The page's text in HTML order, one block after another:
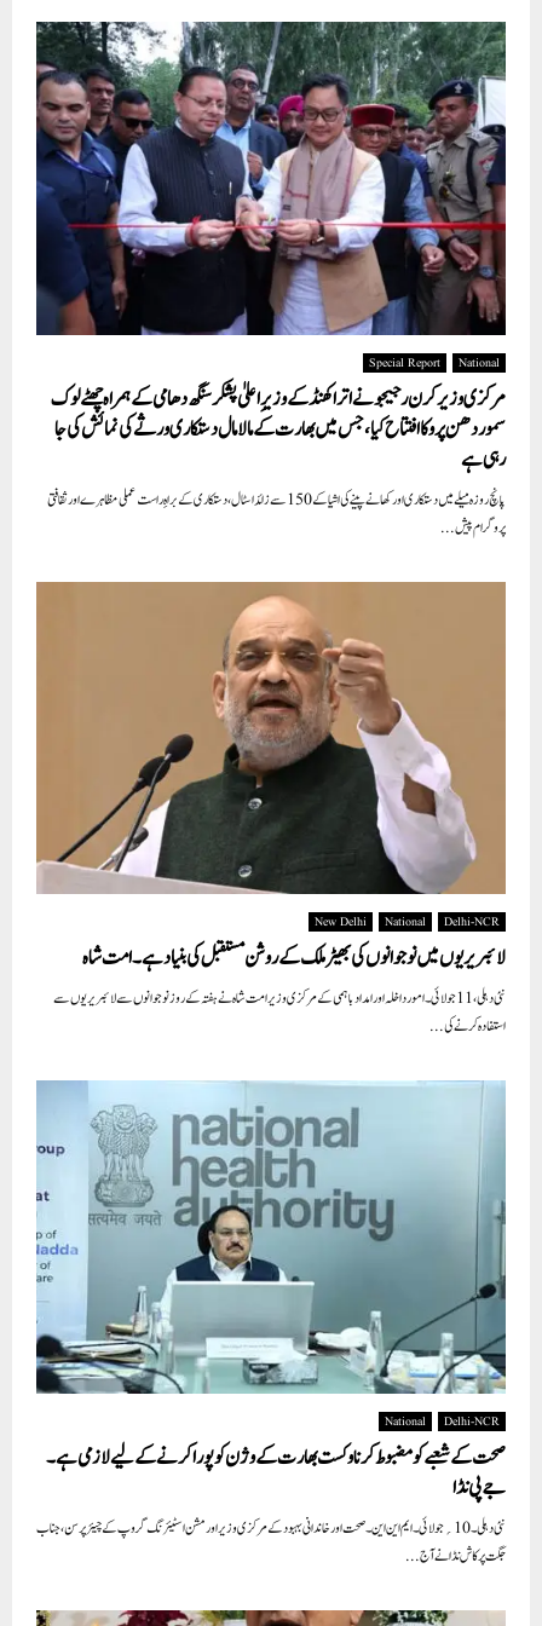
National
Special Report
مرکزی وزیر کرن رجیجو نے اتراکھنڈ کے وزیرِ اعلیٰ پشکر سنگھ دھامی کے ہمراہ چھٹے لوک
سموردھن پرو کا افتتاح کیا، جس میں بھارت کے مالامال دستکاری ورثے کی نمائش کی جا
رہی ہے
پانچ روزہ میلے میں دستکاری اور کھانے پینے کی اشیا کے 150 سے زائد اسٹال، دستکاری کے براہِ راست عملی مظاہرے اور ثقافتی
پروگرام پیش...
Delhi-NCR
National
New Delhi
لائبریریوں میں نوجوانوں کی بھیڑ ملک کے روشن مستقبل کی بنیاد ہے۔ امت شاہ
نئی دہلی، 11 جولائی ۔ امور داخلہ اورامداد باہمی کے مرکزی وزیر امت شاہ نے ہفتہ کے روز نوجوانوں سے لائبریریوں سے
استفادہ کرنے کی...
Delhi-NCR
National
صحت کے شعبے کو مضبوط کرنا وکست بھارت کے وژن کو پورا کرنے کے لیے لازمی ہے۔
جے پی نڈا
نئی دہلی۔ 10؍ جولائی۔ ایم این این۔صحت اور خاندانی بہبود کے مرکزی وزیر اور مشن اسٹیئرنگ گروپ کے چیئرپرسن، جناب
جگت پرکاش نڈا نے آج...